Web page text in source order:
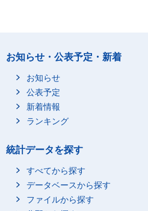
お知らせ・公表予定・新着
お知らせ
公表予定
新着情報
ランキング
統計データを探す
すべてから探す
データベースから探す
ファイルから探す